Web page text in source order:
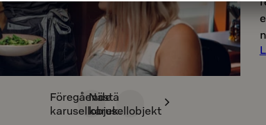
Föregående
karusellobjekt
Nästä
karusellobjekt